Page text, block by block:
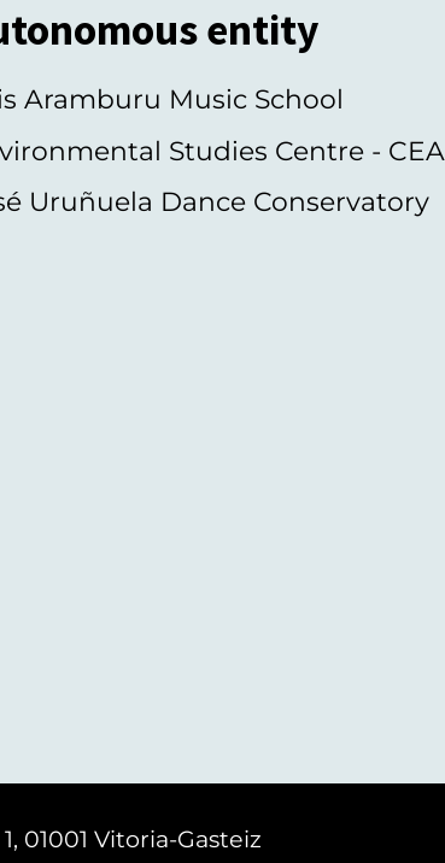
entity
Aramburu Music School
Studies Centre - CEA
Uruñuela Dance Conservatory
01001 Vitoria-Gasteiz